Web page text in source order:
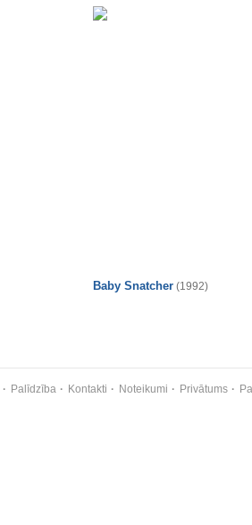
Baby Snatcher (1992)
Palīdzība Kontakti Noteikumi Privātums